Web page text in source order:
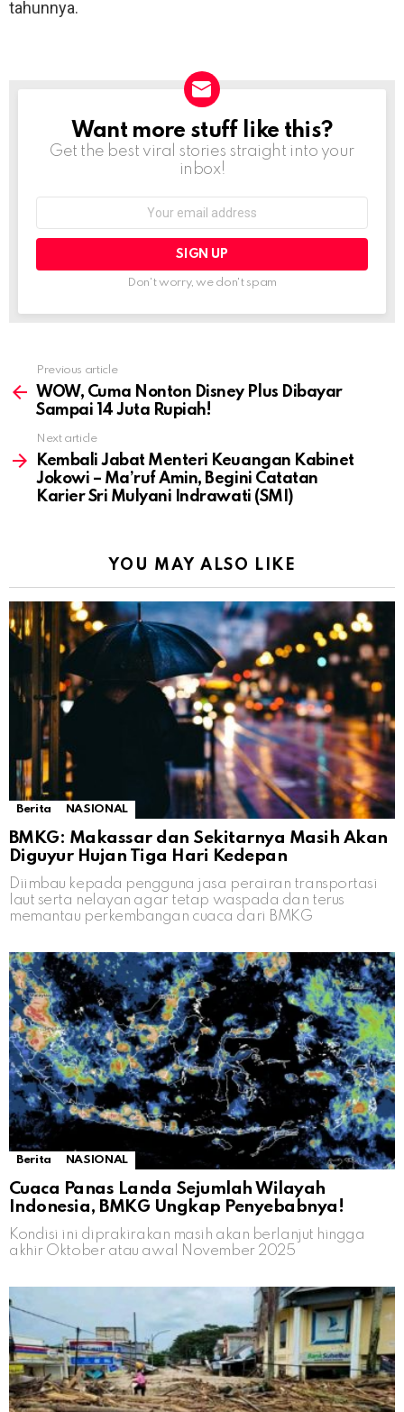
tahunnya.
NEWSLETTER
Want more stuff like this?
Get the best viral stories straight into your
inbox!
Don't worry, we don't spam
more
Previous article
WOW, Cuma Nonton Disney Plus Dibayar
Sampai 14 Juta Rupiah!
Next article
Kembali Jabat Menteri Keuangan Kabinet
Jokowi – Ma’ruf Amin, Begini Catatan
Karier Sri Mulyani Indrawati (SMI)
YOU MAY ALSO LIKE
Berita NASIONAL
BMKG: Makassar dan Sekitarnya Masih Akan
Diguyur Hujan Tiga Hari Kedepan
Diimbau kepada pengguna jasa perairan transportasi
laut serta nelayan agar tetap waspada dan terus
memantau perkembangan cuaca dari BMKG
Berita NASIONAL
Cuaca Panas Landa Sejumlah Wilayah
Indonesia, BMKG Ungkap Penyebabnya!
Kondisi ini diprakirakan masih akan berlanjut hingga
akhir Oktober atau awal November 2025